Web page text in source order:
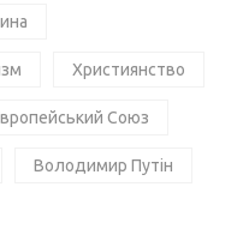
Християнство
Союз
Володимир Путін